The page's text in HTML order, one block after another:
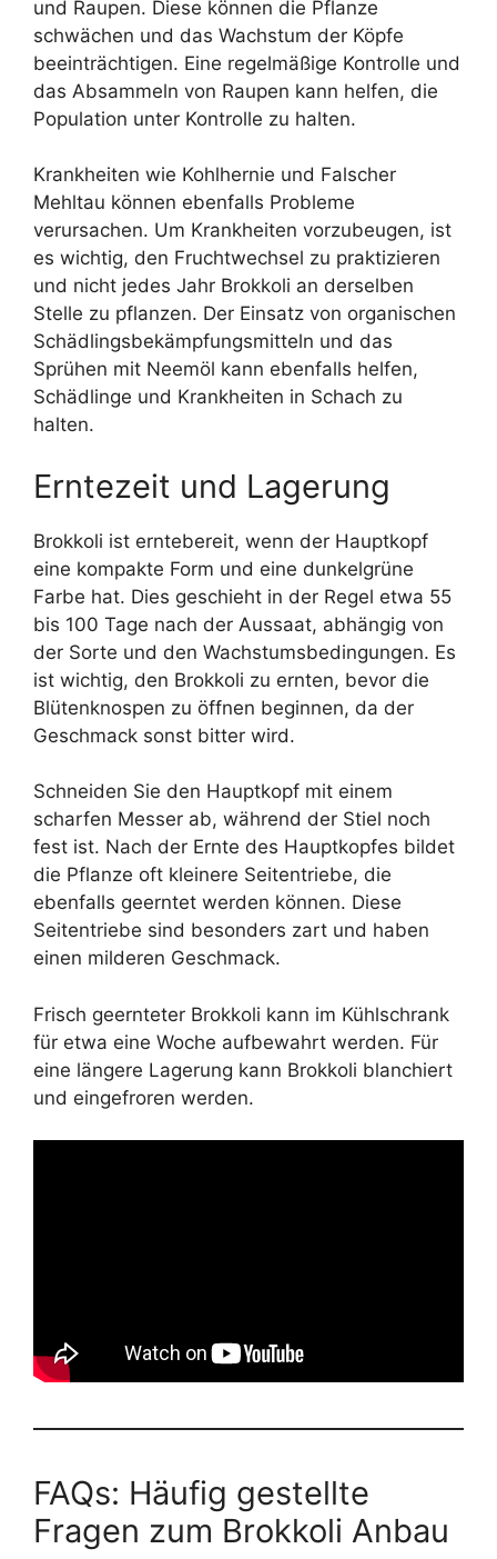
und Raupen. Diese können die Pflanze
schwächen und das Wachstum der Köpfe
beeinträchtigen. Eine regelmäßige Kontrolle und
das Absammeln von Raupen kann helfen, die
Population unter Kontrolle zu halten.
Krankheiten wie Kohlhernie und Falscher
Mehltau können ebenfalls Probleme
verursachen. Um Krankheiten vorzubeugen, ist
es wichtig, den Fruchtwechsel zu praktizieren
und nicht jedes Jahr Brokkoli an derselben
Stelle zu pflanzen. Der Einsatz von organischen
Schädlingsbekämpfungsmitteln und das
Sprühen mit Neemöl kann ebenfalls helfen,
Schädlinge und Krankheiten in Schach zu
halten.
Erntezeit und Lagerung
Brokkoli ist erntebereit, wenn der Hauptkopf
eine kompakte Form und eine dunkelgrüne
Farbe hat. Dies geschieht in der Regel etwa 55
bis 100 Tage nach der Aussaat, abhängig von
der Sorte und den Wachstumsbedingungen. Es
ist wichtig, den Brokkoli zu ernten, bevor die
Blütenknospen zu öffnen beginnen, da der
Geschmack sonst bitter wird.
Schneiden Sie den Hauptkopf mit einem
scharfen Messer ab, während der Stiel noch
fest ist. Nach der Ernte des Hauptkopfes bildet
die Pflanze oft kleinere Seitentriebe, die
ebenfalls geerntet werden können. Diese
Seitentriebe sind besonders zart und haben
einen milderen Geschmack.
Frisch geernteter Brokkoli kann im Kühlschrank
für etwa eine Woche aufbewahrt werden. Für
eine längere Lagerung kann Brokkoli blanchiert
und eingefroren werden.
FAQs: Häufig gestellte
Fragen zum Brokkoli Anbau